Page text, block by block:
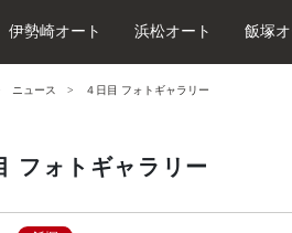
伊勢崎オート 浜松オート 飯塚オ
ニュース ４日目 フォトギャラリー
フォトギャラリー